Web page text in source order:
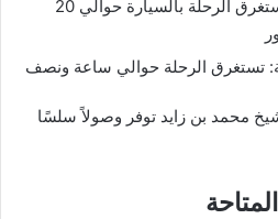
من دبي إلى الشارقة: تستغرق الرحلة بالسيارة حوالي 20
تستغرق الرحلة حوالي ساعة ونصف
محمد بن زايد توفر وصولاً سلسًا